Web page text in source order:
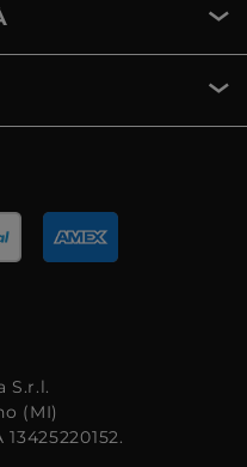
S.r.l.
(MI)